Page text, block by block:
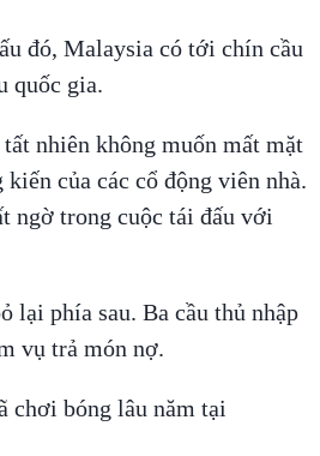
đó, Malaysia có tới chín cầu
quốc gia.
nhiên không muốn mất mặt
của các cổ động viên nhà.
ngờ trong cuộc tái đấu với
lại phía sau. Ba cầu thủ nhập
vụ trả món nợ.
chơi bóng lâu năm tại